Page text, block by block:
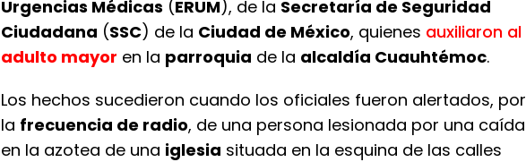
Urgencias Médicas (ERUM), de la Secretaría de Seguridad
Ciudadana (SSC) de la Ciudad de México, quienes auxiliaron al
adulto mayor en la parroquia de la alcaldía Cuauhtémoc.
Los hechos sucedieron cuando los oficiales fueron alertados, por
la frecuencia de radio, de una persona lesionada por una caída
en la azotea de una iglesia situada en la esquina de las calles